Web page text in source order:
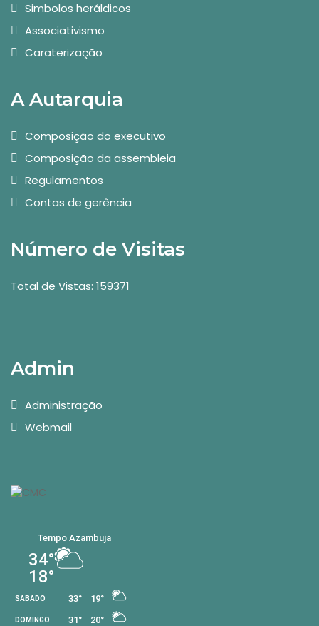
Simbolos heráldicos
Associativismo
Caraterização
A Autarquia
Composição do executivo
Composição da assembleia
Regulamentos
Contas de gerência
Número de Visitas
Total de Vistas: 159371
Admin
Administração
Webmail